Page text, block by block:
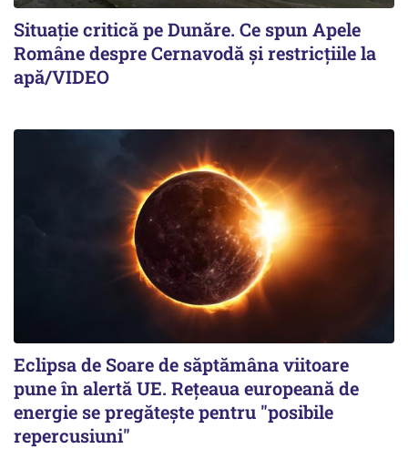
Situație critică pe Dunăre. Ce spun Apele
Române despre Cernavodă și restricțiile la
apă/VIDEO
Eclipsa de Soare de săptămâna viitoare
pune în alertă UE. Rețeaua europeană de
energie se pregătește pentru "posibile
repercusiuni"